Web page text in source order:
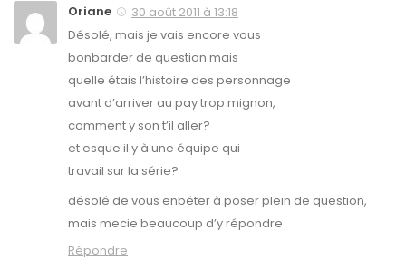
Oriane
30 août 2011 à 13:18
Désolé, mais je vais encore vous
bonbarder de question mais
quelle étais l’histoire des personnage
avant d’arriver au pay trop mignon,
comment y son t’il aller?
et esque il y à une équipe qui
travail sur la série?
désolé de vous enbéter à poser plein de question,
mais mecie beaucoup d’y répondre
Répondre